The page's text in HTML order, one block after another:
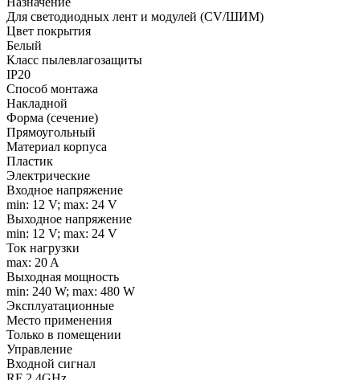
Для светодиодных лент и модулей (CV/ШИМ)
Цвет покрытия
Белый
Класс пылевлагозащиты
IP20
Способ монтажа
Накладной
Форма (сечение)
Прямоугольный
Материал корпуса
Пластик
Электрические
Входное напряжение
min: 12 V; max: 24 V
Выходное напряжение
min: 12 V; max: 24 V
Ток нагрузки
max: 20 A
Выходная мощность
min: 240 W; max: 480 W
Эксплуатационные
Место применения
Только в помещении
Управление
Входной сигнал